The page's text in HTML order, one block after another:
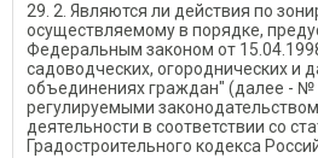
29. 2. Являются ли действия по
осуществляемому в порядке,
Федеральным законом от
садоводческих, огороднических и
объединениях граждан" (далее -
регулируемыми
деятельности в соответствии со
Градостроительного кодекса